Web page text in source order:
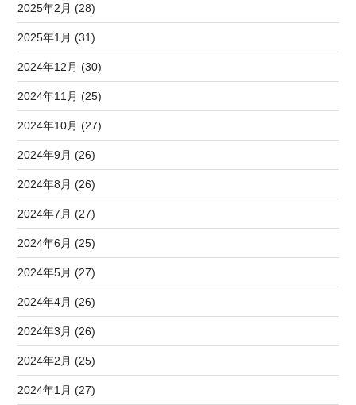
2025年2月 (28)
2025年1月 (31)
2024年12月 (30)
2024年11月 (25)
2024年10月 (27)
2024年9月 (26)
2024年8月 (26)
2024年7月 (27)
2024年6月 (25)
2024年5月 (27)
2024年4月 (26)
2024年3月 (26)
2024年2月 (25)
2024年1月 (27)